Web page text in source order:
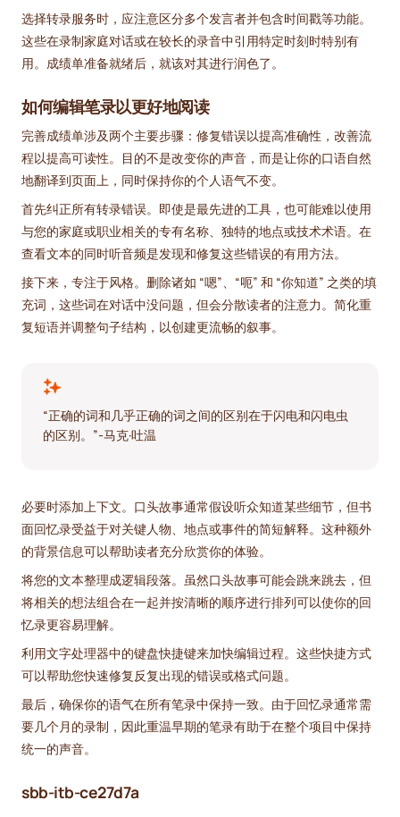
选择转录服务时，应注意区分多个发言者并包含时间戳等功能。
这些在录制家庭对话或在较长的录音中引用特定时刻时特别有
用。成绩单准备就绪后，就该对其进行润色了。
如何编辑笔录以更好地阅读
完善成绩单涉及两个主要步骤：修复错误以提高准确性，改善流
程以提高可读性。目的不是改变你的声音，而是让你的口语自然
地翻译到页面上，同时保持你的个人语气不变。
首先纠正所有转录错误。即使是最先进的工具，也可能难以使用
与您的家庭或职业相关的专有名称、独特的地点或技术术语。在
查看文本的同时听音频是发现和修复这些错误的有用方法。
接下来，专注于风格。删除诸如 “嗯”、“呃” 和 “你知道” 之类的填
充词，这些词在对话中没问题，但会分散读者的注意力。简化重
复短语并调整句子结构，以创建更流畅的叙事。
“正确的词和几乎正确的词之间的区别在于闪电和闪电虫
的区别。”-马克·吐温
必要时添加上下文。口头故事通常假设听众知道某些细节，但书
面回忆录受益于对关键人物、地点或事件的简短解释。这种额外
的背景信息可以帮助读者充分欣赏你的体验。
将您的文本整理成逻辑段落。虽然口头故事可能会跳来跳去，但
将相关的想法组合在一起并按清晰的顺序进行排列可以使你的回
忆录更容易理解。
利用文字处理器中的键盘快捷键来加快编辑过程。这些快捷方式
可以帮助您快速修复反复出现的错误或格式问题。
最后，确保你的语气在所有笔录中保持一致。由于回忆录通常需
要几个月的录制，因此重温早期的笔录有助于在整个项目中保持
统一的声音。
sbb-itb-ce27d7a